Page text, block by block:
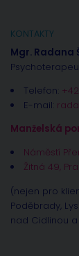
KONTAKTY
Mgr. Radana
Telefon:
E-mail:
Manželská
Náměstí
Žitná 49,
(nejen pro
Poděbrady,
nad Cidlinou